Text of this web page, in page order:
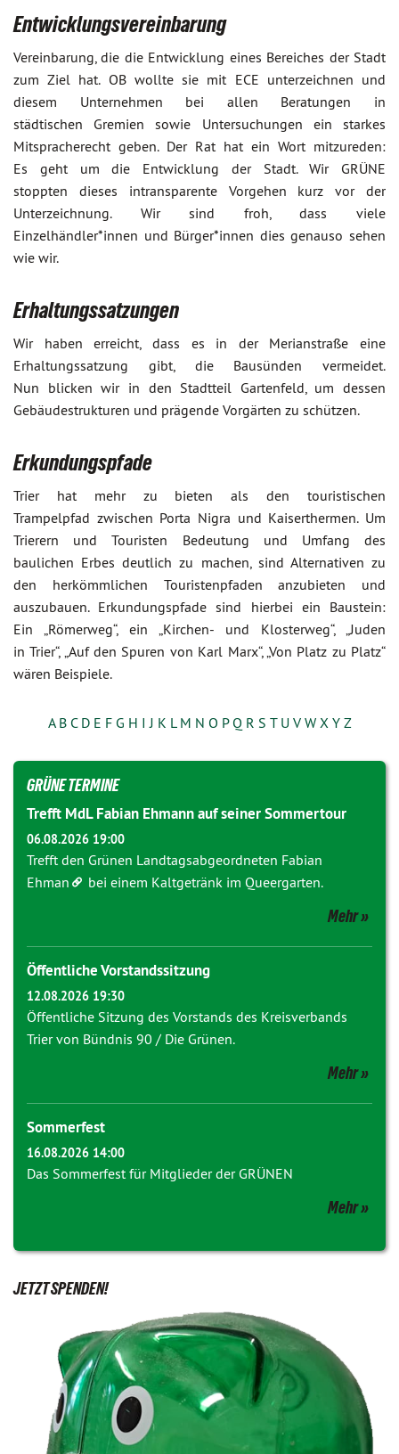
Entwicklungsvereinbarung
Vereinbarung, die die Entwicklung eines Bereiches der Stadt
zum Ziel hat. OB wollte sie mit ECE unterzeichnen und
diesem Unternehmen bei allen Beratungen in
städtischen Gremien sowie Untersuchungen ein starkes
Mitspracherecht geben. Der Rat hat ein Wort mitzureden:
Es geht um die Entwicklung der Stadt. Wir GRÜNE
stoppten dieses intransparente Vorgehen kurz vor der
Unterzeichnung. Wir sind froh, dass viele
Einzelhändler*innen und Bürger*innen dies genauso sehen
wie wir.
Erhaltungssatzungen
Wir haben erreicht, dass es in der Merianstraße eine
Erhaltungssatzung gibt, die Bausünden vermeidet.
Nun blicken wir in den Stadtteil Gartenfeld, um dessen
Gebäudestrukturen und prägende Vorgärten zu schützen.
Erkundungspfade
Trier hat mehr zu bieten als den touristischen
Trampelpfad zwischen Porta Nigra und Kaiserthermen. Um
Trierern und Touristen Bedeutung und Umfang des
baulichen Erbes deutlich zu machen, sind Alternativen zu
den herkömmlichen Touristenpfaden anzubieten und
auszubauen. Erkundungspfade sind hierbei ein Baustein:
Ein „Römerweg“, ein „Kirchen- und Klosterweg“, „Juden
in Trier“, „Auf den Spuren von Karl Marx“, „Von Platz zu Platz“
wären Beispiele.
A B C D E F G H I J K L M N O P Q R S T U V W X Y Z
GRÜNE TERMINE
Trefft MdL Fabian Ehmann auf seiner Sommertour
06.08.2026 19:00
Trefft den Grünen Landtagsabgeordneten Fabian
Ehman
bei einem Kaltgetränk im Queergarten.
Mehr
Öffentliche Vorstandssitzung
12.08.2026 19:30
Öffentliche Sitzung des Vorstands des Kreisverbands
Trier von Bündnis 90 / Die Grünen.
Mehr
Sommerfest
16.08.2026 14:00
Das Sommerfest für Mitglieder der GRÜNEN
Mehr
JETZT SPENDEN!